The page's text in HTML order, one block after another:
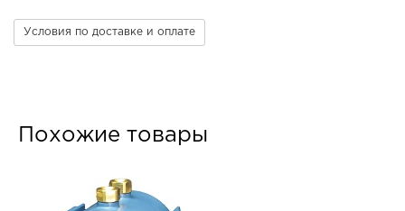
Условия по доставке и оплате
Похожие товары